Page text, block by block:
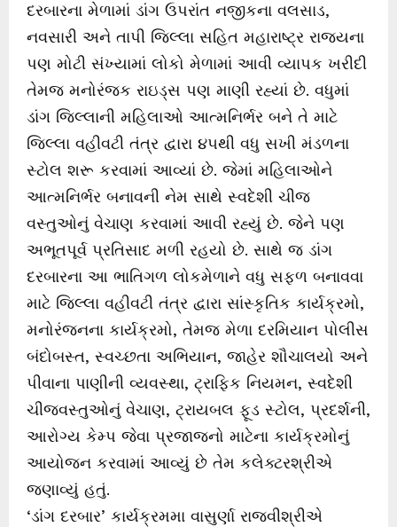
દરબારના મેળામાં ડાંગ ઉપરાંત નજીકના વલસાડ,
નવસારી અને તાપી જિલ્લા સહિત મહારાષ્ટ્ર રાજ્યના
પણ મોટી સંખ્યામાં લોકો મેળામાં આવી વ્યાપક ખરીદી
તેમજ મનોરંજક રાઇડ્સ પણ માણી રહ્યાં છે. વધુમાં
ડાંગ જિલ્લાની મહિલાઓ આત્મનિર્ભર બને તે માટે
જિલ્લા વહીવટી તંત્ર દ્વારા ૪૫થી વધુ સખી મંડળના
સ્ટોલ શરૂ કરવામાં આવ્યાં છે. જેમાં મહિલાઓને
આત્મનિર્ભર બનાવની નેમ સાથે સ્વદેશી ચીજ
વસ્તુઓનું વેચાણ કરવામાં આવી રહ્યું છે. જેને પણ
અભૂતપૂર્વ પ્રતિસાદ મળી રહયો છે. સાથે જ ડાંગ
દરબારના આ ભાતિગળ લોકમેળાને વધુ સફળ બનાવવા
માટે જિલ્લા વહીવટી તંત્ર દ્વારા સાંસ્કૃતિક કાર્યક્રમો,
મનોરંજનના કાર્યક્રમો, તેમજ મેળા દરમિયાન પોલીસ
બંદોબસ્ત, સ્વચ્છતા અભિયાન, જાહેર શૌચાલયો અને
પીવાના પાણીની વ્યવસ્થા, ટ્રાફિક નિયમન, સ્વદેશી
ચીજવસ્તુઓનું વેચાણ, ટ્રાયબલ ફૂડ સ્ટોલ, પ્રદર્શની,
આરોગ્ય કેમ્પ જેવા પ્રજાજનો માટેના કાર્યક્રમોનું
આયોજન કરવામાં આવ્યું છે તેમ કલેક્ટરશ્રીએ
જણાવ્યું હતું.
‘ડાંગ દરબાર’ કાર્યક્રમમા વાસુર્ણા રાજવીશ્રીએ